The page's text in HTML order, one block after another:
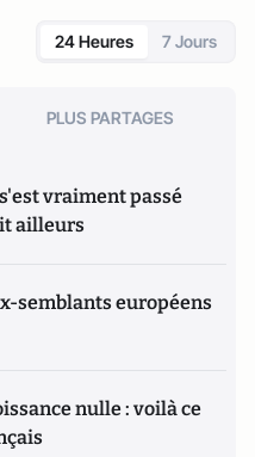
24 Heures 7 Jours
PLUS PARTAGES
vraiment passé
ailleurs
semblants européens
nulle : voilà ce